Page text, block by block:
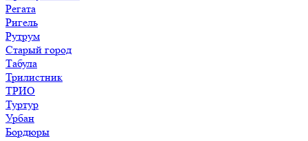
Регата
Ригель
Рутрум
Старый город
Табула
Трилистник
ТРИО
Туртур
Урбан
Бордюры